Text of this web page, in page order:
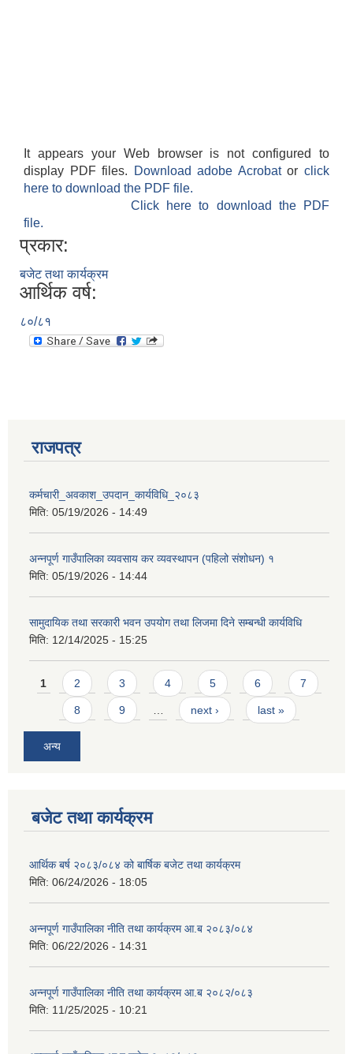
It appears your Web browser is not configured to
display PDF files.
Download adobe Acrobatorclick
here to download the PDF file.
Click here to download the PDF
file.
प्रकार:
बजेट तथा कार्यक्रम
आर्थिक वर्ष:
८०/८१
राजपत्र
कर्मचारी_अवकाश_उपदान_कार्यविधि_२०८३
मिति: 05/19/2026 - 14:49
अन्नपूर्ण गाउँपालिका व्यवसाय कर व्यवस्थापन (पहिलो संशोधन) १
मिति: 05/19/2026 - 14:44
सामुदायिक तथा सरकारी भवन उपयोग तथा लिजमा दिने सम्बन्धी कार्यविधि
मिति: 12/14/2025 - 15:25
Pages
1 2 3 4 5 6 7
8 9 next › last »
अन्य
बजेट तथा कार्यक्रम
आर्थिक बर्ष २०८३/०८४ को बार्षिक बजेट तथा कार्यक्रम
मिति: 06/24/2026 - 18:05
अन्नपूर्ण गाउँपालिका नीति तथा कार्यक्रम आ.ब २०८३/०८४
मिति: 06/22/2026 - 14:31
अन्नपूर्ण गाउँपालिका नीति तथा कार्यक्रम आ.ब २०८२/०८३
मिति: 11/25/2025 - 10:21